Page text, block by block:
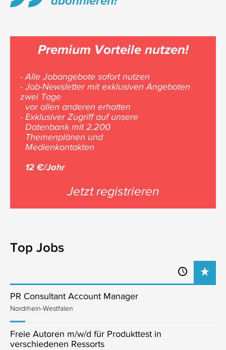
Premium Vorteile nutzen!
- Alle Jobangebote sofort nutzen
- Job-Newsletter mit exklusiven Angeboten
zwei Tage
vor allen anderen erhalten
- Exklusiver Zugriff auf unsere
Datenbank mit 2.200
Themenplänen und
Medienkontakten
12 €/Jahr
Jetzt registrieren
Top Jobs
PR Consultant Account Manager
Nordrhein-Westfalen
Freie Autoren m/w/d für Produkttest in
verschiedenen Ressorts